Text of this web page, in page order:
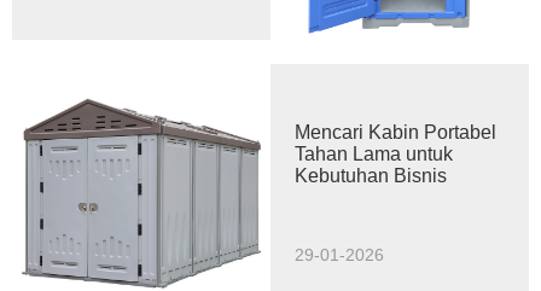
Mencari Kabin Portabel
Tahan Lama untuk
Kebutuhan Bisnis
29-01-2026